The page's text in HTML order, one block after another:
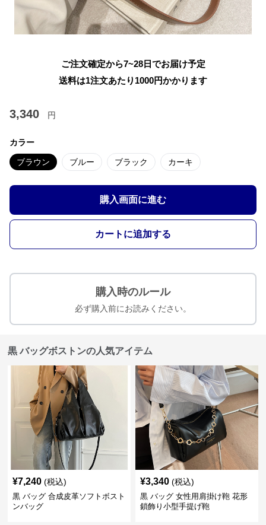
ご注文確定から7~28日でお届け予定
送料は1注文あたり 1000円かかります
3,340 円
カラー
ブラウン ブルー ブラック カーキ
購入画面に進む
カートに追加する
購入時のルール
必ず購入前にお読みください。
黒 バッグボストンの人気アイテム
¥7,240 (税込)
黒 バッグ 合成皮革ソフトボスト
ンバッグ
¥3,340 (税込)
黒 バッグ 女性用肩掛け鞄 花形
鎖飾り小型手提げ鞄